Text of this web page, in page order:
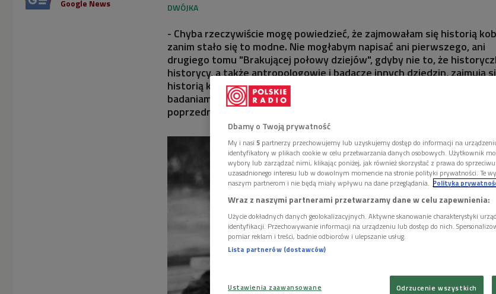
Google News
- Chyba rzeczywiście mogę powiedzieć, że zajmowałam się historią
zanim stało się to modne. Nie mogłabym napisać ani pierwszego, ani
drugiego tomu "Brakującej połowy dziejów", gdyby nie to, że
historycy, a także antropologowie i badacze innych dziedzin, zajmują
historią kobiet już od dekad. Moje książki pozostają w łączności z ich
badaniami, wobec czego stoję na ramionach wspaniałych poprzedników
poprzedniczek - mówiła w Dwójce Anna Kowalczyk.
Dbamy o Twoją prywatność
My i nasi 5 partnerzy przechowujemy lub uzyskujemy dostęp do informacji na
identyfikatory w plikach cookie w celu przetwarzania danych osobowych. Użytkownik
wybory lub zarządzać nimi, klikając poniżej, jak również skorzystać z prawa do
uzasadnionego interesu lub w dowolnym momencie na stronie polityki prywatności. Te
naszym partnerom i nie będą miały wpływu na dane przeglądania. Polityka
Wraz z naszymi partnerami przetwarzamy dane w celu zapewnienia:
Użycie dokładnych danych geolokalizacyjnych. Aktywne skanowanie charakterystyki
identyfikacji. Przechowywanie informacji na urządzeniu lub dostęp do nich.
pomiar reklam i treści, badnie odbiorców i ulepszanie usług.
Lista partnerów (dostawców)
Ustawienia zaawansowane Odrzucenie wszystkich